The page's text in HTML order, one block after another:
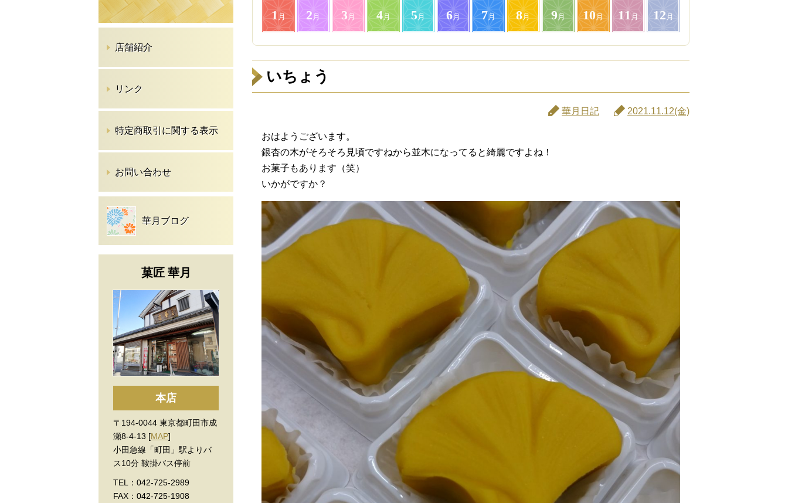
1月 2 月 3 月 4月 5月 6月 7月 8月 9月 10月 11 月 12 月
いちょう
華月日記 2021.11.12(金)
おはようございます。
銀杏の木がそろそろ見頃ですねから並木になってると綺麗ですよね！
お菓子もあります（笑）
いかがですか？
店舗紹介
リンク
特定商取引に関する表示
お問い合わせ
華月ブログ
菓匠 華月
本店
〒194-0044 東京都町田市成
瀬8-4-13 [MAP]
小田急線「町田」駅よりバ
ス10分 鞍掛バス停前
TEL：042-725-2989
FAX：042-725-1908